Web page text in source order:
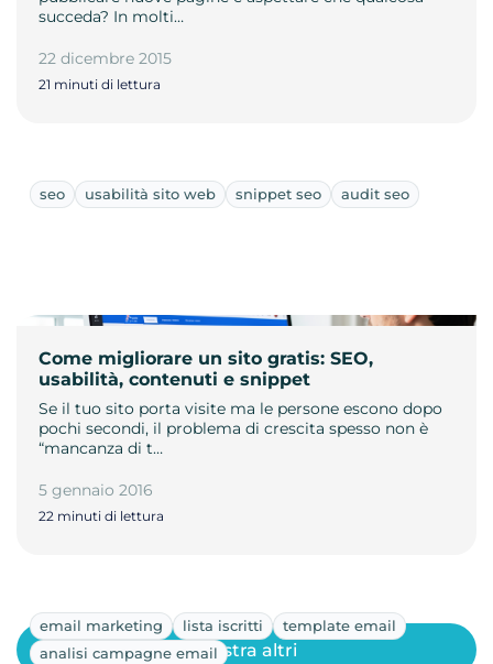
succeda? In molti…
22 dicembre 2015
21 minuti di lettura
seo usabilità sito web snippet seo audit seo
Come migliorare un sito gratis: SEO,
usabilità, contenuti e snippet
Se il tuo sito porta visite ma le persone escono dopo
pochi secondi, il problema di crescita spesso non è
“mancanza di t…
5 gennaio 2016
22 minuti di lettura
email marketing lista iscritti
template email
analisi campagne emailMostra altri